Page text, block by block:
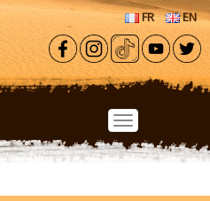
Aller au contenu principal
FR EN